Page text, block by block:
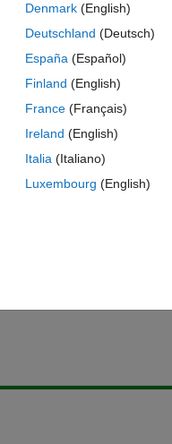
all the components in it.
of the grid layout. Is there
components when you
Denmark (English)
Deutschland (Deutsch)
España (Español)
Finland (English)
France (Français)
Ireland (English)
Italia (Italiano)
Luxembourg (English)